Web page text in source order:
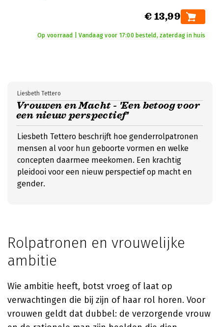
€ 13,99
Op voorraad | Vandaag voor 17:00 besteld, zaterdag in huis
Vrouwen en Macht - 'Een betoog voor
een nieuw perspectief'
Liesbeth Tettero
Liesbeth Tettero beschrijft hoe genderrolpatronen
mensen al voor hun geboorte vormen en welke
concepten daarmee meekomen. Een krachtig
pleidooi voor een nieuw perspectief op macht en
gender.
Rolpatronen en vrouwelijke
ambitie
Wie ambitie heeft, botst vroeg of laat op
verwachtingen die bij zijn of haar rol horen. Voor
vrouwen geldt dat dubbel: de verzorgende vrouw